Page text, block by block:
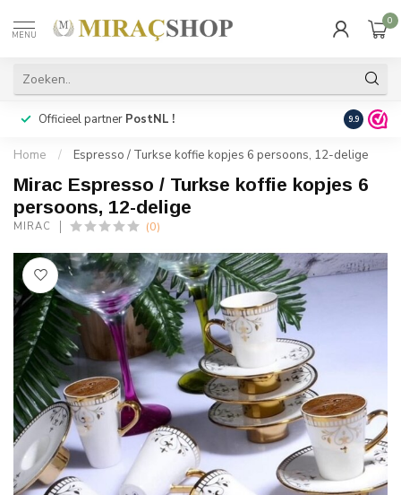
MENU
0
Officieel partner PostNL ! Snelle
9.9
Home / Espresso / Turkse koffie kopjes 6 persoons, 12-delige
Mirac Espresso / Turkse koffie kopjes 6
persoons, 12-delige
MIRAC (0)